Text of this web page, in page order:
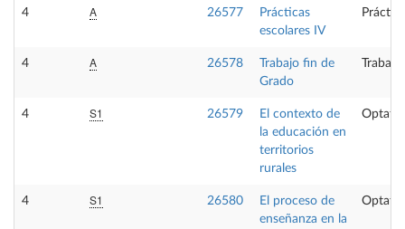
4 A 26577
Prácticas
escolares IV
4 A 26578
Trabajo fin de
Grado
4 S1 26579
El contexto de
la educación en
territorios
rurales
4 S1 26580
El proceso de
enseñanza en la